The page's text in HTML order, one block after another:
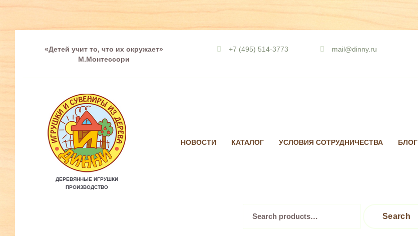
to
«Детей учит то, что их окружает»
М.Монтессори
+7 (495) 514-3773 mail@dinny.ru
ДЕРЕВЯННЫЕ ИГРУШКИ
ПРОИЗВОДСТВО
НОВОСТИ КАТАЛОГ УСЛОВИЯ СОТРУДНИЧЕСТВА БЛОГ
for:
Search